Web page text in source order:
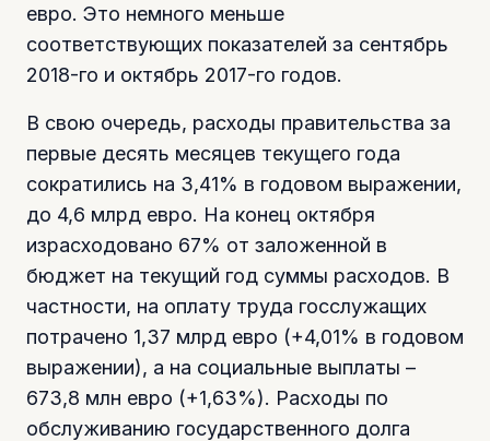
евро. Это немного меньше
соответствующих показателей за сентябрь
2018-го и октябрь 2017-го годов.
В свою очередь, расходы правительства за
первые десять месяцев текущего года
сократились на 3,41% в годовом выражении,
до 4,6 млрд евро. На конец октября
израсходовано 67% от заложенной в
бюджет на текущий год суммы расходов. В
частности, на оплату труда госслужащих
потрачено 1,37 млрд евро (+4,01% в годовом
выражении), а на социальные выплаты –
673,8 млн евро (+1,63%). Расходы по
обслуживанию государственного долга